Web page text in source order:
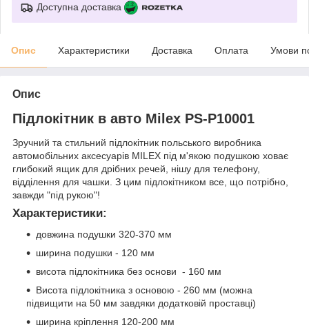
Доступна доставка
Опис Характеристики Доставка Оплата Умови
Опис
Підлокітник в авто Milex PS-P10001
Зручний та стильний підлокітник польського виробника
автомобільних аксесуарів MILEX під м'якою подушкою ховає
глибокий ящик для дрібних речей, нішу для телефону,
відділення для чашки. З цим підлокітником все, що потрібно,
завжди "під рукою"!
Характеристики:
довжина подушки 320-370 мм
ширина подушки - 120 мм
висота підлокітника без основи - 160 мм
Висота підлокітника з основою - 260 мм (можна
підвищити на 50 мм завдяки додатковій проставці)
ширина кріплення 120-200 мм